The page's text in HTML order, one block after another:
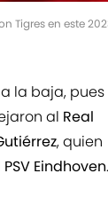
Tigres en este
la baja, pues
al Real
, quien
PSV Eindhoven.